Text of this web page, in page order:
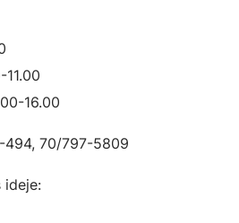
16.00
494, 70/797-5809
ideje: